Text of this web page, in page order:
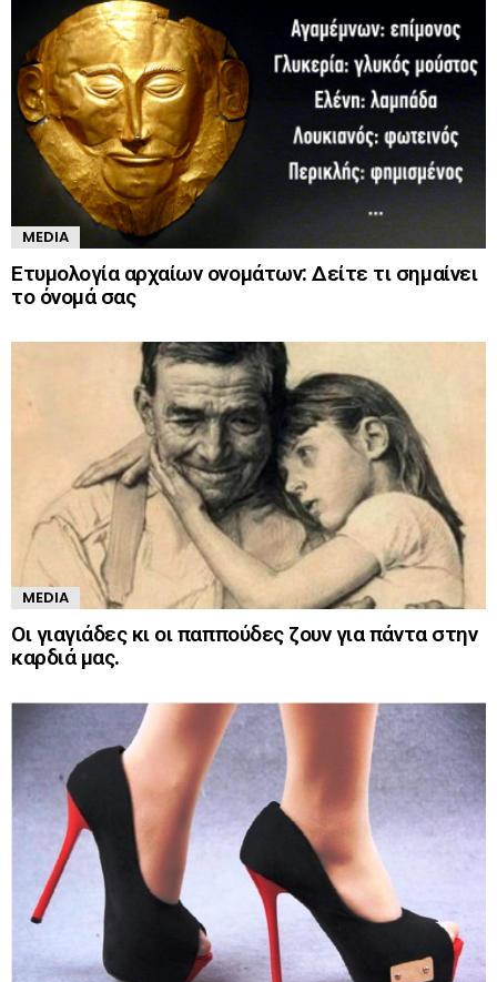
MEDIA
Ετυμολογία αρχαίων ονομάτων: Δείτε τι σημαίνει
το όνομά σας
MEDIA
Οι γιαγιάδες κι οι παππούδες ζουν για πάντα στην
καρδιά μας.